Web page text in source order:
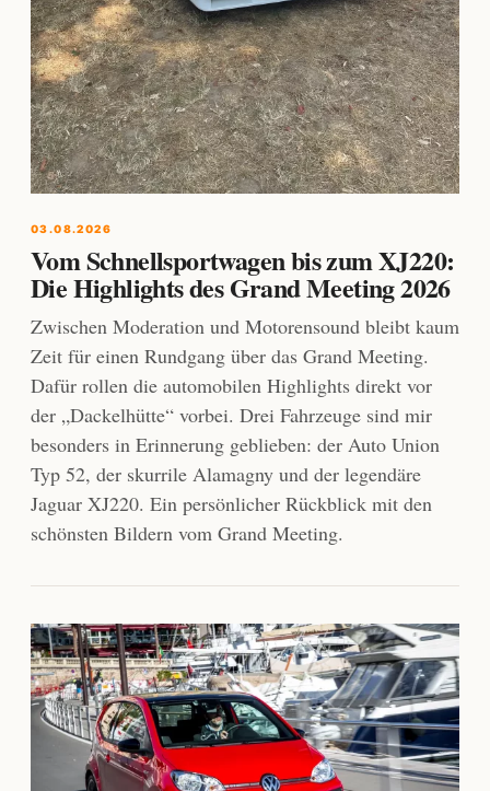
03.08.2026
Vom Schnellsportwagen bis zum XJ220:
Die Highlights des Grand Meeting 2026
Zwischen Moderation und Motorensound bleibt kaum
Zeit für einen Rundgang über das Grand Meeting.
Dafür rollen die automobilen Highlights direkt vor
der „Dackelhütte“ vorbei. Drei Fahrzeuge sind mir
besonders in Erinnerung geblieben: der Auto Union
Typ 52, der skurrile Alamagny und der legendäre
Jaguar XJ220. Ein persönlicher Rückblick mit den
schönsten Bildern vom Grand Meeting.